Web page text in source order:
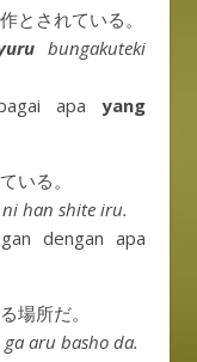
とされている。
bungakuteki
apa yang
いる。
han shite iru.
dengan apa
場所だ。
aru basho da.